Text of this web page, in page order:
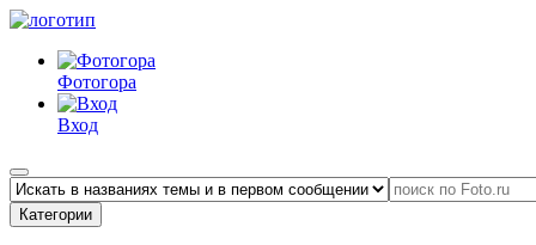
Фотогора
Вход
Категории